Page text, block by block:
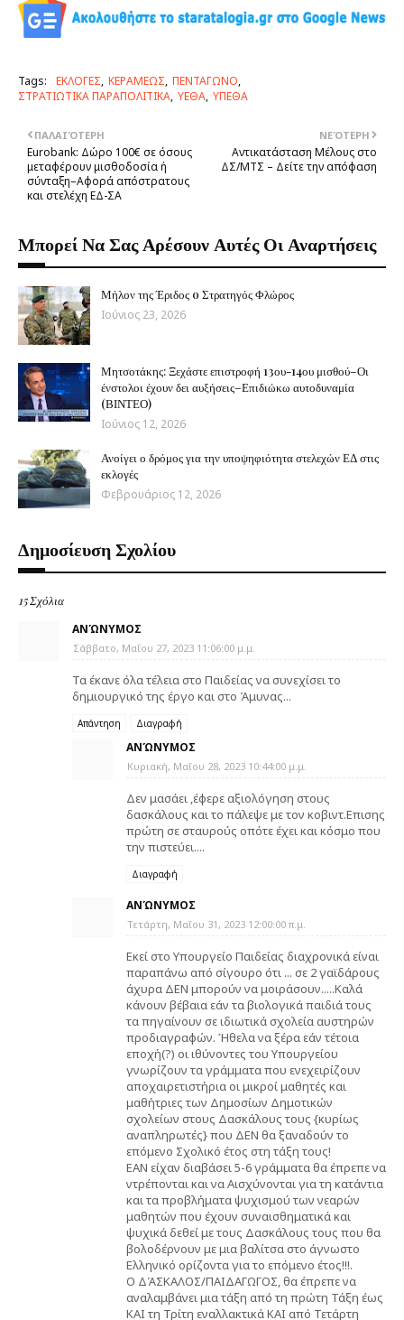
Tags: ΕΚΛΟΓΕΣ ΚΕΡΑΜΕΩΣ ΠΕΝΤΑΓΩΝΟ
ΣΤΡΑΤΙΩΤΙΚΑ ΠΑΡΑΠΟΛΙΤΙΚΑ ΥΕΘΑ ΥΠΕΘΑ
ΝΕΌΤΕΡΗ
Αντικατάσταση Μέλους στο
ΔΣ/ΜΤΣ – Δείτε την απόφαση
ΠΑΛΑΙΌΤΕΡΗ
Eurobank: Δώρο 100€ σε όσους
μεταφέρουν μισθοδοσία ή
σύνταξη–Aφορά απόστρατους
και στελέχη ΕΔ-ΣΑ
Μπορεί Να Σας Αρέσουν Αυτές Οι Αναρτήσεις
Μήλον της Έριδος o Στρατηγός Φλώρος
Ιούνιος 23, 2026
Μητσοτάκης: Ξεχάστε επιστροφή 13ου-14ου μισθού–Οι
ένστολοι έχουν δει αυξήσεις–Επιδιώκω αυτοδυναμία
(ΒΙΝΤΕΟ)
Ιούνιος 12, 2026
Ανοίγει ο δρόμος για την υποψηφιότητα στελεχών ΕΔ στις
εκλογές
Φεβρουάριος 12, 2026
Δημοσίευση Σχολίου
15 Σχόλια
ΑΝΏΝΥΜΟΣ
Σάββατο, Μαΐου 27, 2023 11:06:00 μ.μ.
Τα έκανε όλα τέλεια στο Παιδείας να συνεχίσει το
δημιουργικό της έργο και στο Άμυνας...
Απάντηση Διαγραφή
ΑΝΏΝΥΜΟΣ
Κυριακή, Μαΐου 28, 2023 10:44:00 μ.μ.
Δεν μασάει ,έφερε αξιολόγηση στους
δασκάλους και το πάλεψε με τον κοβιντ.Επισης
πρώτη σε σταυρούς οπότε έχει και κόσμο που
την πιστεύει....
Διαγραφή
ΑΝΏΝΥΜΟΣ
Τετάρτη, Μαΐου 31, 2023 12:00:00 π.μ.
Εκεί στο Υπουργείο Παιδείας διαχρονικά είναι
παραπάνω από σίγουρο ότι ... σε 2 γαϊδάρους
άχυρα ΔΕΝ μπορούν να μοιράσουν.....Καλά
κάνουν βέβαια εάν τα βιολογικά παιδιά τους
τα πηγαίνουν σε ιδιωτικά σχολεία αυστηρών
προδιαγραφών. Ήθελα να ξέρα εάν τέτοια
εποχή(?) οι ιθύνοντες του Υπουργείου
γνωρίζουν τα γράμματα που ενεχειρίζουν
αποχαιρετιστήρια οι μικροί μαθητές και
μαθήτριες των Δημοσίων Δημοτικών
σχολείων στους Δασκάλους τους {κυρίως
αναπληρωτές} που ΔΕΝ θα ξαναδούν το
επόμενο Σχολικό έτος στη τάξη τους!
ΕΑΝ είχαν διαβάσει 5-6 γράμματα θα έπρεπε να
ντρέπονται και να Αισχύνονται για τη κατάντια
και τα προβλήματα ψυχισμού των νεαρών
μαθητών που έχουν συναισθηματικά και
ψυχικά δεθεί με τους Δασκάλους τους που θα
βολοδέρνουν με μια βαλίτσα στο άγνωστο
Ελληνικό ορίζοντα για το επόμενο έτος!!!.
Ο ΔΆΣΚΑΛΟΣ/ΠΑΙΔΑΓΩΓΟΣ, θα έπρεπε να
αναλαμβάνει μια τάξη από τη πρώτη Τάξη έως
ΚΑΙ τη Τρίτη εναλλακτικά ΚΑΙ από Τετάρτη